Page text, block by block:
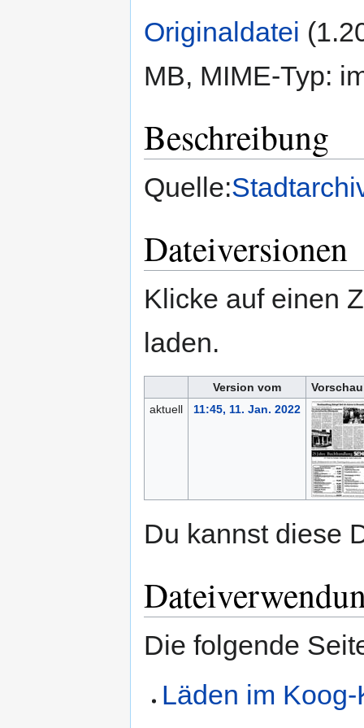
Originaldatei
MB, MIME-Typ:
Beschreibung
Quelle:
Dateiversionen
Klicke auf einen
laden.
Version vom
aktuell
11:45, 11. Jan. 2022
Du kannst diese
Die folgende
Läden im